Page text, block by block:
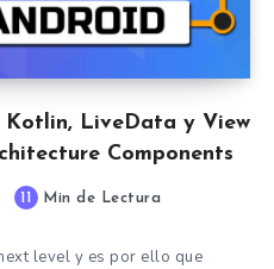
LiveData y View
Components
11 Min de Lectura
level y es por ello que